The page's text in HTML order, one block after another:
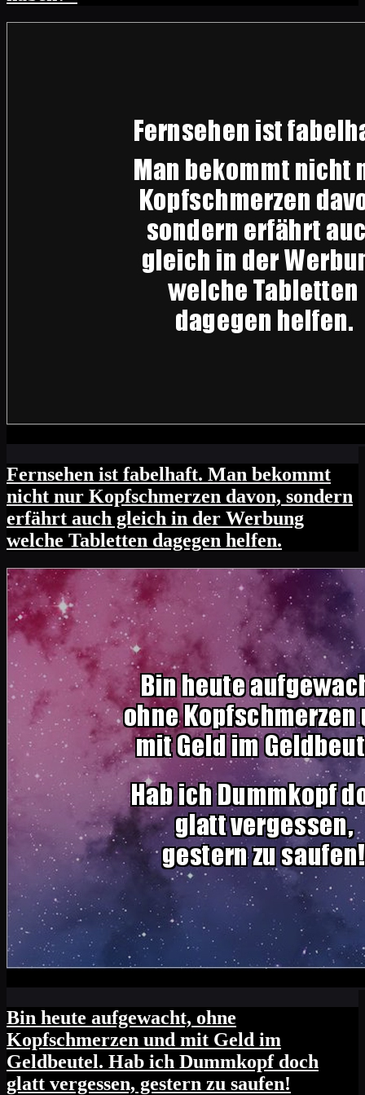
Fernsehen ist fabelhaft. Man bekommt
nicht nur Kopfschmerzen davon, sondern
erfährt auch gleich in der Werbung
welche Tabletten dagegen helfen.
Bin heute aufgewacht, ohne
Kopfschmerzen und mit Geld im
Geldbeutel. Hab ich Dummkopf doch
glatt vergessen, gestern zu saufen!